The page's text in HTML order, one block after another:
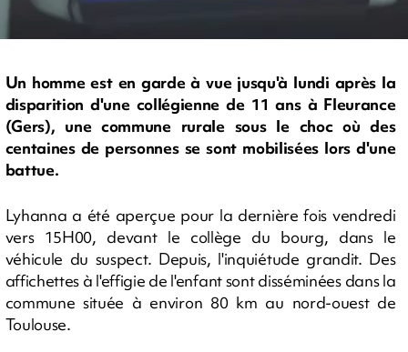
Un homme est en garde à vue jusqu'à lundi après la
disparition d'une collégienne de 11 ans à Fleurance
(Gers), une commune rurale sous le choc où des
centaines de personnes se sont mobilisées lors d'une
battue.
Lyhanna a été aperçue pour la dernière fois vendredi
vers 15H00, devant le collège du bourg, dans le
véhicule du suspect. Depuis, l'inquiétude grandit. Des
affichettes à l'effigie de l'enfant sont disséminées dans la
commune située à environ 80 km au nord-ouest de
Toulouse.